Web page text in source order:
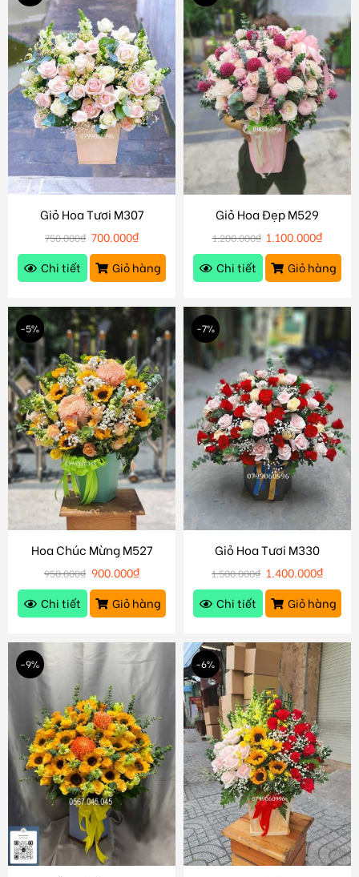
Giỏ Hoa Tươi M307
750.000₫ 700.000₫
Chi tiết
Giỏ hàng
Giỏ Hoa Đẹp M529
1.200.000₫ 1.100.000₫
Chi tiết
Giỏ hàng
-5%
Hoa Chúc Mừng M527
950.000₫ 900.000₫
Chi tiết
Giỏ hàng
-7%
Giỏ Hoa Tươi M330
1.500.000₫ 1.400.000₫
Chi tiết
Giỏ hàng
-9% -6%